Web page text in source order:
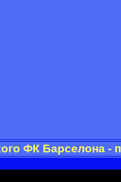
ФК Барселона -